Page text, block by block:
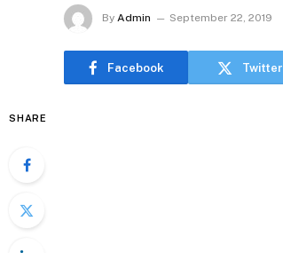
By Admin September 22, 2019
Facebook Twitter
SHARE